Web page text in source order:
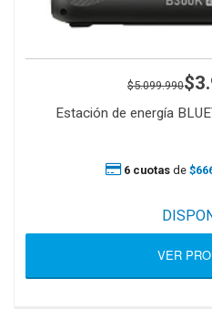
$5.099.990
Estación de energía
6 cuotasde
VER